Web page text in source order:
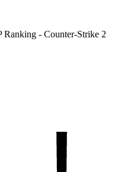
- Counter-Strike 2